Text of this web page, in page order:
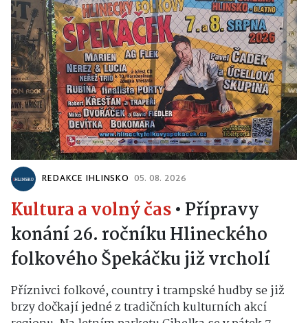
REDAKCE IHLINSKO 05. 08. 2026
Kultura a volný čas• Přípravy
konání 26. ročníku Hlineckého
folkového Špekáčku již vrcholí
Příznivci folkové, country i trampské hudby se již
brzy dočkají jedné z tradičních kulturních akcí